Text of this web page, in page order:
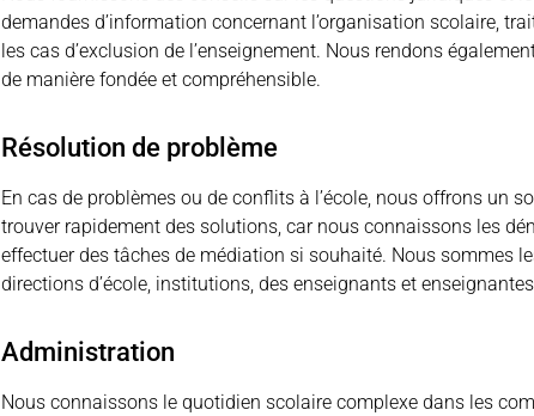
demandes d’information concernant l’organisation scolaire,
les cas d’exclusion de l’enseignement. Nous rendons
de manière fondée et compréhensible.
Résolution de problème
En cas de problèmes ou de conflits à l’école, nous offrons un
trouver rapidement des solutions, car nous connaissons les
effectuer des tâches de médiation si souhaité. Nous sommes
directions d’école, institutions, des enseignants et
Administration
Nous connaissons le quotidien scolaire complexe dans les